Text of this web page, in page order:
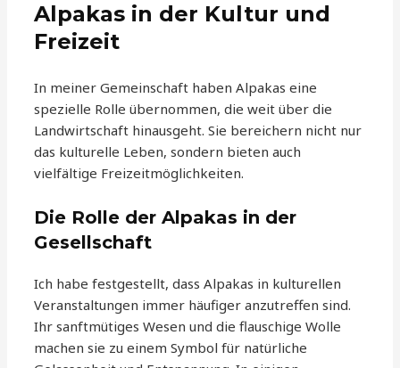
Alpakas in der Kultur und
Freizeit
In meiner Gemeinschaft haben Alpakas eine
spezielle Rolle übernommen, die weit über die
Landwirtschaft hinausgeht. Sie bereichern nicht nur
das kulturelle Leben, sondern bieten auch
vielfältige Freizeitmöglichkeiten.
Die Rolle der Alpakas in der
Gesellschaft
Ich habe festgestellt, dass Alpakas in kulturellen
Veranstaltungen immer häufiger anzutreffen sind.
Ihr sanftmütiges Wesen und die flauschige Wolle
machen sie zu einem Symbol für natürliche